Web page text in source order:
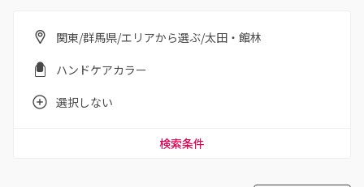
関東/群馬県/エリアから選ぶ/太田・館林
ハンドケアカラー
選択しない
検索条件